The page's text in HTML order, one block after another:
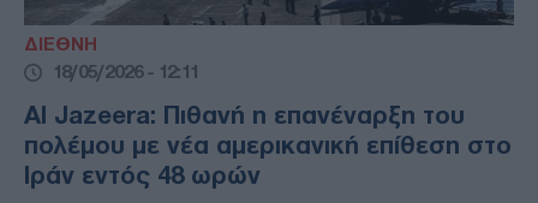
ΔΙΕΘΝΗ
18/05/2026 - 12:11
Al Jazeera: Πιθανή η επανέναρξη του
πολέμου με νέα αμερικανική επίθεση στο
Ιράν εντός 48 ωρών